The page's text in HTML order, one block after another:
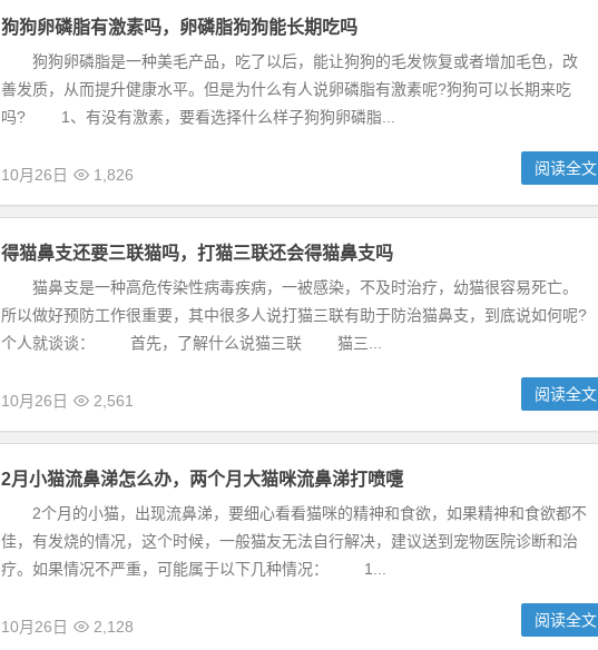
狗狗卵磷脂有激素吗，卵磷脂狗狗能长期吃吗
狗狗卵磷脂是一种美毛产品，吃了以后，能让狗狗的毛发恢复或者增加毛色，改
善发质，从而提升健康水平。但是为什么有人说卵磷脂有激素呢?狗狗可以长期来吃
吗? 1、有没有激素，要看选择什么样子狗狗卵磷脂...
10月26日 1,826 阅读全文
得猫鼻支还要三联猫吗，打猫三联还会得猫鼻支吗
猫鼻支是一种高危传染性病毒疾病，一被感染，不及时治疗，幼猫很容易死亡。
所以做好预防工作很重要，其中很多人说打猫三联有助于防治猫鼻支，到底说如何呢?
个人就谈谈： 首先，了解什么说猫三联 猫三...
10月26日 2,561 阅读全文
2月小猫流鼻涕怎么办，两个月大猫咪流鼻涕打喷嚏
2个月的小猫，出现流鼻涕，要细心看看猫咪的精神和食欲，如果精神和食欲都不
佳，有发烧的情况，这个时候，一般猫友无法自行解决，建议送到宠物医院诊断和治
疗。如果情况不严重，可能属于以下几种情况： 1...
10月26日 2,128 阅读全文